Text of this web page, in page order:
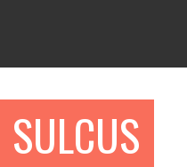
SULCUS